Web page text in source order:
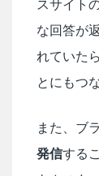
スサイト
な回答が
れていた
とにもつ
また、ブ
発信する